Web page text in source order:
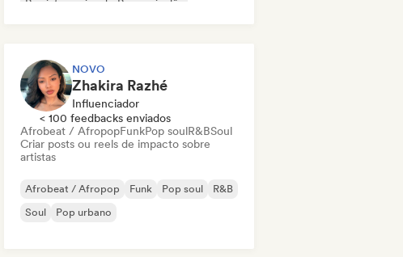
Rap internacional
Rap em inglês
NOVO
Zhakira Razhé
Influenciador
< 100 feedbacks enviados
Afrobeat / AfropopFunkPop soulR&BSoul
Criar posts ou reels de impacto sobre
artistas
Afrobeat / Afropop Funk Pop soul
R&B
Soul
Pop urbano